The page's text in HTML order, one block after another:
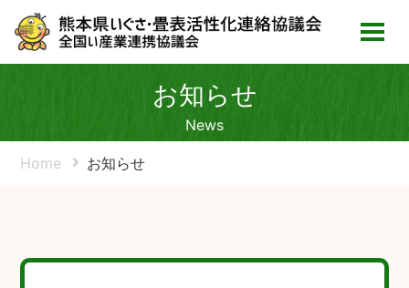
お知らせ
News
Home お知らせ